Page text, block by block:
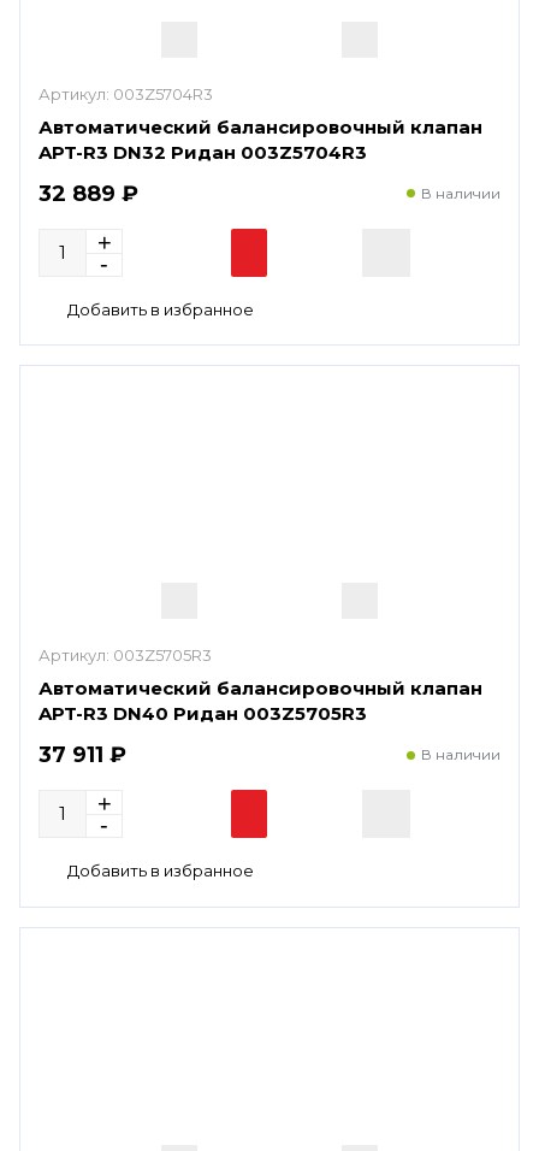
Артикул: 003Z5704R3
Автоматический балансировочный клапан
APT-R3 DN32 Ридан 003Z5704R3
32 889 ₽ В наличии
Артикул: 003Z5705R3
Автоматический балансировочный клапан
APT-R3 DN40 Ридан 003Z5705R3
37 911 ₽ В наличии